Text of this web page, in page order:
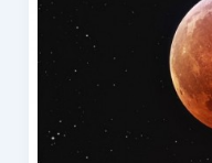
Tecnología